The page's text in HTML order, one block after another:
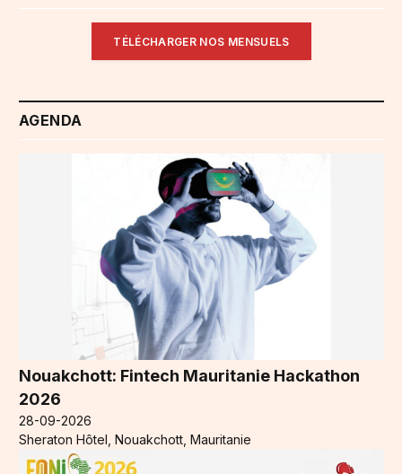
TÉLÉCHARGER NOS MENSUELS
AGENDA
Nouakchott: Fintech Mauritanie Hackathon
2026
28-09-2026
Sheraton Hôtel, Nouakchott, Mauritanie